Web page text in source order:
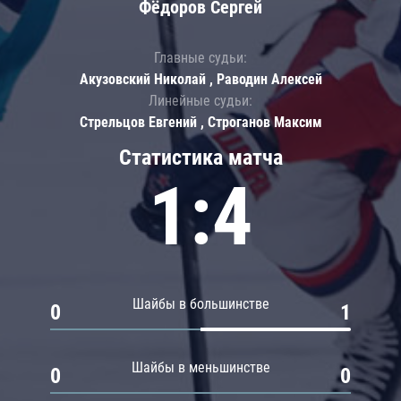
Статистика матча
1:4
Шайбы в большинстве
0 1
Шайбы в меньшинстве
0 0
Фёдоров Сергей
Главные судьи:
Акузовский Николай , Раводин Алексей
Линейные судьи:
Стрельцов Евгений , Строганов Максим